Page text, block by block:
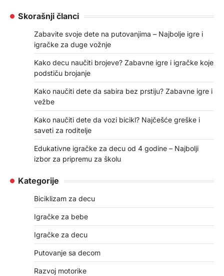
Skorašnji članci
Zabavite svoje dete na putovanjima – Najbolje igre i
igračke za duge vožnje
Kako decu naučiti brojeve? Zabavne igre i igračke koje
podstiču brojanje
Kako naučiti dete da sabira bez prstiju? Zabavne igre i
vežbe
Kako naučiti dete da vozi bicikl? Najčešće greške i
saveti za roditelje
Edukativne igračke za decu od 4 godine – Najbolji
izbor za pripremu za školu
Kategorije
Biciklizam za decu
Igračke za bebe
Igračke za decu
Putovanje sa decom
Razvoj motorike